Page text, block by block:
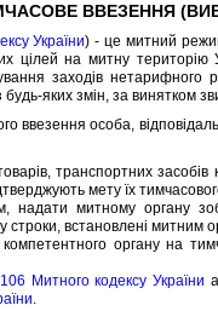
ВВЕЗЕННЯ
України) - це митний
цiлей на митну
заходiв нетарифного
яких змiн, за винятком
ввезення особа,
транспортних засобiв
мету їх
митному органу
строки, встановленi митним
органу на
Митного кодексу України